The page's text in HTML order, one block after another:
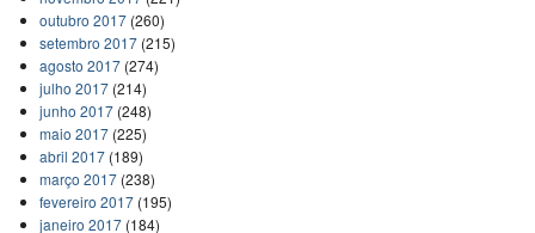
outubro 2017(260)
setembro 2017(215)
agosto 2017(274)
julho 2017(214)
junho 2017(248)
maio 2017(225)
abril 2017(189)
março 2017(238)
fevereiro 2017(195)
janeiro 2017(184)